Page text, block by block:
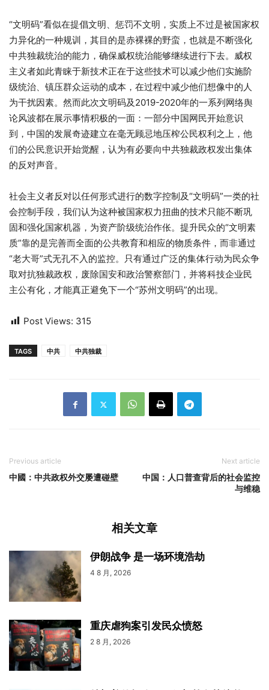
“文明码”看似在提倡文明、惩罚不文明，实质上不过是被国家权
力异化的一种规训，其目的是赤裸裸的野蛮，也就是不断强化
中共独裁统治的能力，确保威权统治能够继续进行下去。威权
主义者如此青睐于新技术正在于这些技术可以减少他们实施阶
级统治、镇压群众运动的成本，在过程中减少他们想像中的人
为干扰因素。然而此次文明码及2019-2020年的一系列网络舆
论风波都在展示事情积极的一面：一部分中国网民开始意识
到，中国的发展奇迹建立在毫无顾忌地压榨公民权利之上，他
们的公民意识开始觉醒，认为有必要向中共独裁政权发出集体
的反对声音。
社会主义者反对以任何形式进行的数字控制及“文明码”一类的社
会控制手段，我们认为这种被国家权力扭曲的技术只能不断巩
固和强化国家机器，为资产阶级统治作伥。提升民众的“文明素
质”靠的是完善而全面的公共教育和相应的物质条件，而非通过
“老大哥”式无孔不入的监控。只有通过广泛的集体行动为民众争
取对抗独裁政权，废除国安和政治警察部门，并将科技企业民
主公有化，才能真正避免下一个“苏州文明码”的出现。
Post Views: 315
TAGS 中共 中共独裁
Previous article
中國：中共政权外交屡遭碰壁
Next article
中国：人口普查背后的社会监控
与维稳
相关文章
伊朗战争 是一场环境浩劫
4 8 月, 2026
重庆虐狗案引发民众愤怒
2 8 月, 2026